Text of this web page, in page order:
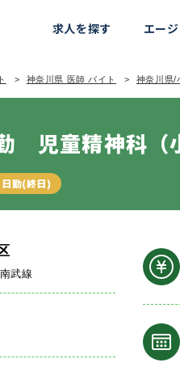
求人を探す エー
神奈川県 医師 バイト 神奈川県/
児童精神科（
日勤(終日)
武線